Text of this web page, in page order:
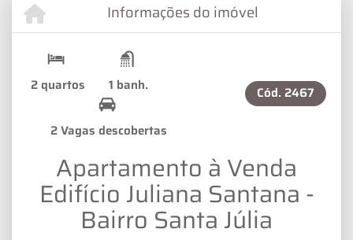
Informações do imóvel
2 quartos 1 banh.
2 Vagas descobertas
Cód. 2467
Apartamento à Venda
Edifício Juliana Santana -
Bairro Santa Júlia